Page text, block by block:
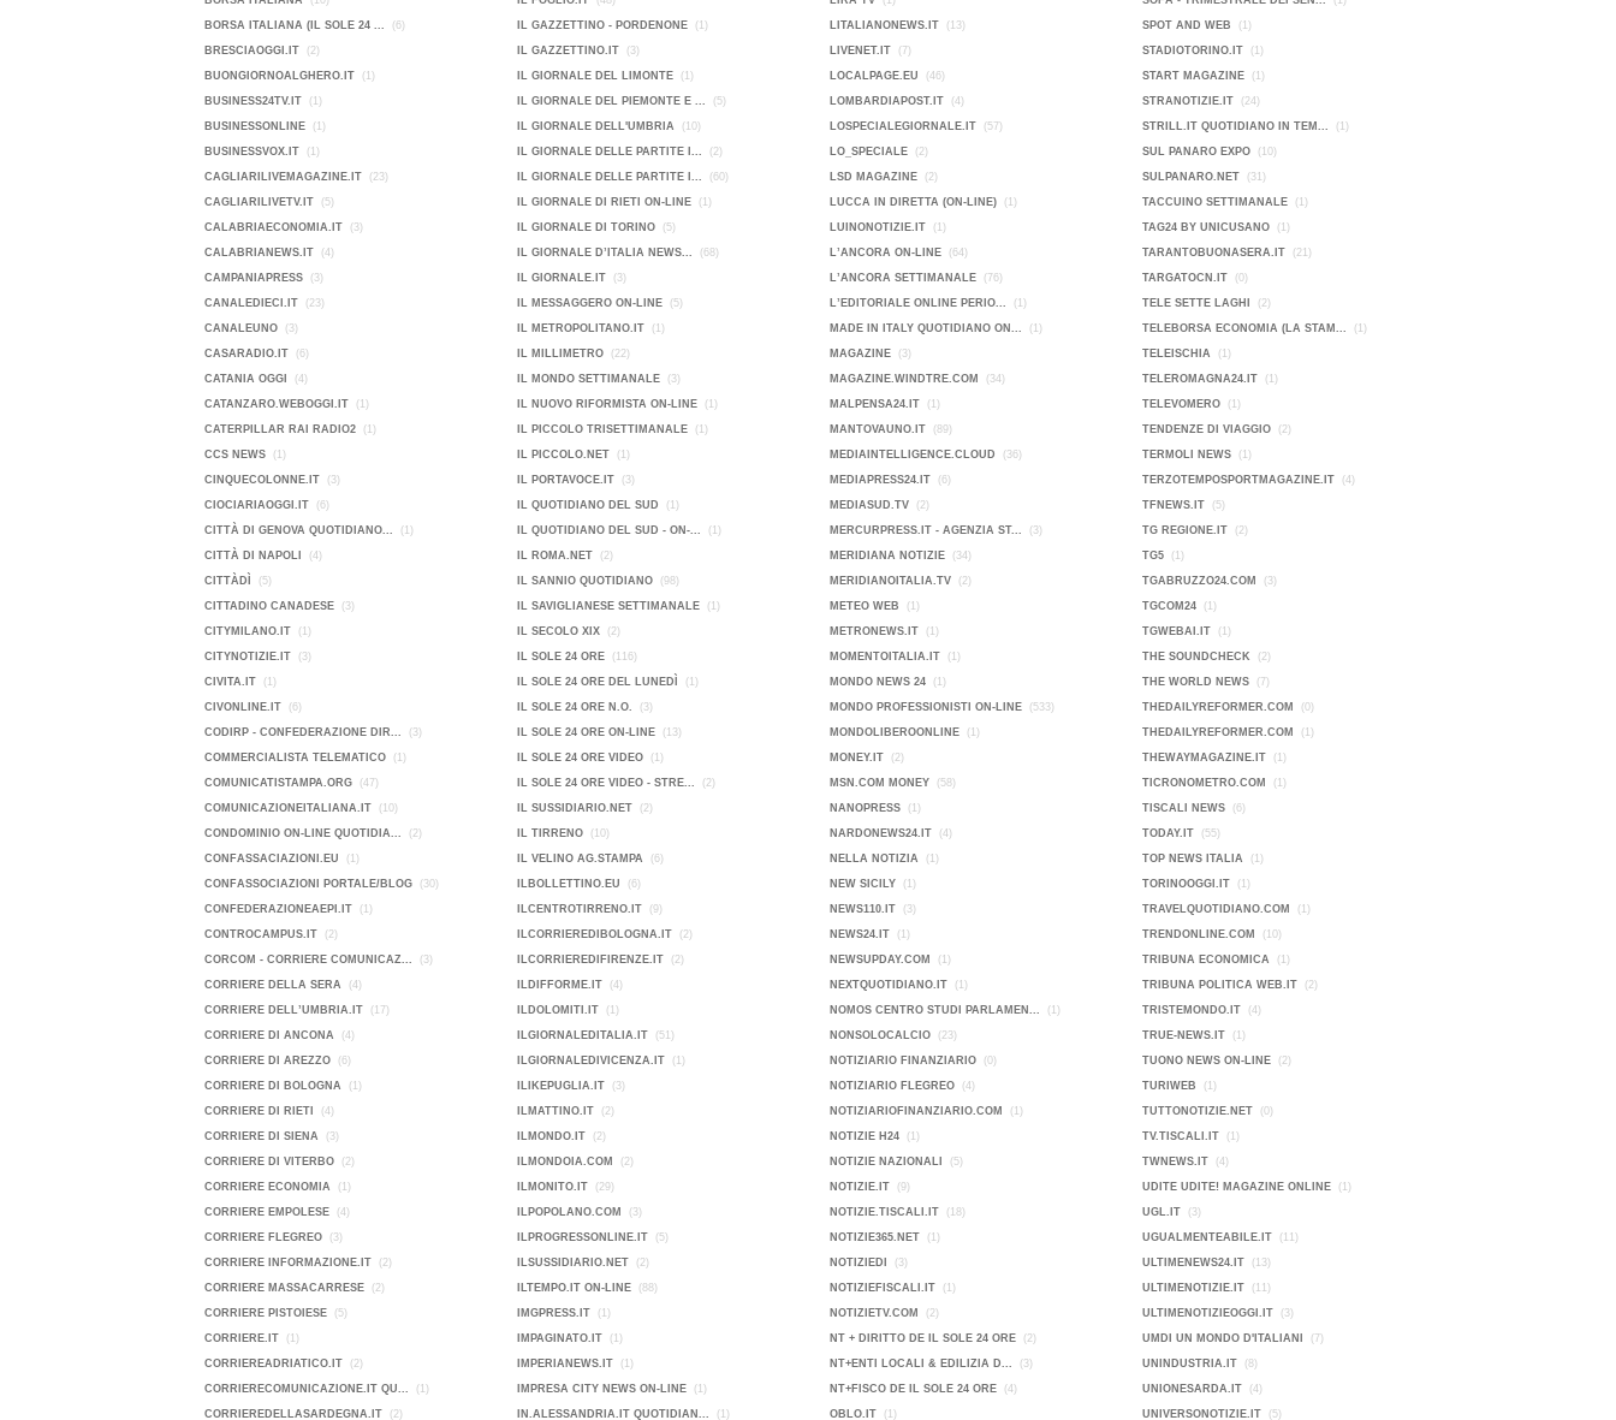
BORSA ITALIANA (IL SOLE 24 ... (6)
BRESCIAOGGI.IT (2)
BUONGIORNOALGHERO.IT (1)
BUSINESS24TV.IT (1)
BUSINESSONLINE (1)
BUSINESSVOX.IT (1)
CAGLIARILIVEMAGAZINE.IT (23)
CAGLIARILIVETV.IT (5)
CALABRIAECONOMIA.IT (3)
CALABRIANEWS.IT (4)
CAMPANIAPRESS (3)
CANALEDIECI.IT (23)
CANALEUNO (3)
CASARADIO.IT (6)
CATANIA OGGI (4)
CATANZARO.WEBOGGI.IT (1)
CATERPILLAR RAI RADIO2 (1)
CCS NEWS (1)
CINQUECOLONNE.IT (3)
CIOCIARIAOGGI.IT (6)
CITTÀ DI GENOVA QUOTIDIANO... (1)
CITTÀ DI NAPOLI (4)
CITTÀDÌ (5)
CITTADINO CANADESE (3)
CITYMILANO.IT (1)
CITYNOTIZIE.IT (3)
CIVITA.IT (1)
CIVONLINE.IT (6)
CODIRP - CONFEDERAZIONE DIR... (3)
COMMERCIALISTA TELEMATICO (1)
COMUNICATISTAMPA.ORG (47)
COMUNICAZIONEITALIANA.IT (10)
CONDOMINIO ON-LINE QUOTIDIA... (2)
CONFASSACIAZIONI.EU (1)
CONFASSOCIAZIONI PORTALE/BLOG (30)
CONFEDERAZIONEAEPI.IT (1)
CONTROCAMPUS.IT (2)
CORCOM - CORRIERE COMUNICAZ... (3)
CORRIERE DELLA SERA (4)
CORRIERE DELL’UMBRIA.IT (17)
CORRIERE DI ANCONA (4)
CORRIERE DI AREZZO (6)
CORRIERE DI BOLOGNA (1)
CORRIERE DI RIETI (4)
CORRIERE DI SIENA (3)
CORRIERE DI VITERBO (2)
CORRIERE ECONOMIA (1)
CORRIERE EMPOLESE (4)
CORRIERE FLEGREO (3)
CORRIERE INFORMAZIONE.IT (2)
CORRIERE MASSACARRESE (2)
CORRIERE PISTOIESE (5)
CORRIERE.IT (1)
CORRIEREADRIATICO.IT (2)
CORRIERECOMUNICAZIONE.IT QU... (1)
CORRIEREDELLASARDEGNA.IT (2)
IL GAZZETTINO - PORDENONE (1)
IL GAZZETTINO.IT (3)
IL GIORNALE DEL LIMONTE (1)
IL GIORNALE DEL PIEMONTE E ... (5)
IL GIORNALE DELL'UMBRIA (10)
IL GIORNALE DELLE PARTITE I... (2)
IL GIORNALE DELLE PARTITE I... (60)
IL GIORNALE DI RIETI ON-LINE (1)
IL GIORNALE DI TORINO (5)
IL GIORNALE D’ITALIA NEWS... (68)
IL GIORNALE.IT (3)
IL MESSAGGERO ON-LINE (5)
IL METROPOLITANO.IT (1)
IL MILLIMETRO (22)
IL MONDO SETTIMANALE (3)
IL NUOVO RIFORMISTA ON-LINE (1)
IL PICCOLO TRISETTIMANALE (1)
IL PICCOLO.NET (1)
IL PORTAVOCE.IT (3)
IL QUOTIDIANO DEL SUD (1)
IL QUOTIDIANO DEL SUD - ON-... (1)
IL ROMA.NET (2)
IL SANNIO QUOTIDIANO (98)
IL SAVIGLIANESE SETTIMANALE (1)
IL SECOLO XIX (2)
IL SOLE 24 ORE (116)
IL SOLE 24 ORE DEL LUNEDÌ (1)
IL SOLE 24 ORE N.O. (3)
IL SOLE 24 ORE ON-LINE (13)
IL SOLE 24 ORE VIDEO (1)
IL SOLE 24 ORE VIDEO - STRE... (2)
IL SUSSIDIARIO.NET (2)
IL TIRRENO (10)
IL VELINO AG.STAMPA (6)
ILBOLLETTINO.EU (6)
ILCENTROTIRRENO.IT (9)
ILCORRIEREDIBOLOGNA.IT (2)
ILCORRIEREDIFIRENZE.IT (2)
ILDIFFORME.IT (4)
ILDOLOMITI.IT (1)
ILGIORNALEDITALIA.IT (51)
ILGIORNALEDIVICENZA.IT (1)
ILIKEPUGLIA.IT (3)
ILMATTINO.IT (2)
ILMONDO.IT (2)
ILMONDOIA.COM (2)
ILMONITO.IT (29)
ILPOPOLANO.COM (3)
ILPROGRESSONLINE.IT (5)
ILSUSSIDIARIO.NET (2)
ILTEMPO.IT ON-LINE (88)
IMGPRESS.IT (1)
IMPAGINATO.IT (1)
IMPERIANEWS.IT (1)
IMPRESA CITY NEWS ON-LINE (1)
IN.ALESSANDRIA.IT QUOTIDIAN... (1)
LITALIANONEWS.IT (13)
LIVENET.IT (7)
LOCALPAGE.EU (46)
LOMBARDIAPOST.IT (4)
LOSPECIALEGIORNALE.IT (57)
LO_SPECIALE (2)
LSD MAGAZINE (2)
LUCCA IN DIRETTA (ON-LINE) (1)
LUINONOTIZIE.IT (1)
L’ANCORA ON-LINE (64)
L’ANCORA SETTIMANALE (76)
L’EDITORIALE ONLINE PERIO... (1)
MADE IN ITALY QUOTIDIANO ON... (1)
MAGAZINE (3)
MAGAZINE.WINDTRE.COM (34)
MALPENSA24.IT (1)
MANTOVAUNO.IT (89)
MEDIAINTELLIGENCE.CLOUD (36)
MEDIAPRESS24.IT (6)
MEDIASUD.TV (2)
MERCURPRESS.IT - AGENZIA ST... (3)
MERIDIANA NOTIZIE (34)
MERIDIANOITALIA.TV (2)
METEO WEB (1)
METRONEWS.IT (1)
MOMENTOITALIA.IT (1)
MONDO NEWS 24 (1)
MONDO PROFESSIONISTI ON-LINE (533)
MONDOLIBEROONLINE (1)
MONEY.IT (2)
MSN.COM MONEY (58)
NANOPRESS (1)
NARDONEWS24.IT (4)
NELLA NOTIZIA (1)
NEW SICILY (1)
NEWS110.IT (3)
NEWS24.IT (1)
NEWSUPDAY.COM (1)
NEXTQUOTIDIANO.IT (1)
NOMOS CENTRO STUDI PARLAMEN... (1)
NONSOLOCALCIO (23)
NOTIZIARIO FINANZIARIO (0)
NOTIZIARIO FLEGREO (4)
NOTIZIARIOFINANZIARIO.COM (1)
NOTIZIE H24 (1)
NOTIZIE NAZIONALI (5)
NOTIZIE.IT (9)
NOTIZIE.TISCALI.IT (18)
NOTIZIE365.NET (1)
NOTIZIEDI (3)
NOTIZIEFISCALI.IT (1)
NOTIZIETV.COM (2)
NT + DIRITTO DE IL SOLE 24 ORE (2)
NT+ENTI LOCALI & EDILIZIA D... (3)
NT+FISCO DE IL SOLE 24 ORE (4)
OBLO.IT (1)
SPOT AND WEB (1)
STADIOTORINO.IT (1)
START MAGAZINE (1)
STRANOTIZIE.IT (24)
STRILL.IT QUOTIDIANO IN TEM... (1)
SUL PANARO EXPO (10)
SULPANARO.NET (31)
TACCUINO SETTIMANALE (1)
TAG24 BY UNICUSANO (1)
TARANTOBUONASERA.IT (21)
TARGATOCN.IT (0)
TELE SETTE LAGHI (2)
TELEBORSA ECONOMIA (LA STAM... (1)
TELEISCHIA (1)
TELEROMAGNA24.IT (1)
TELEVOMERO (1)
TENDENZE DI VIAGGIO (2)
TERMOLI NEWS (1)
TERZOTEMPOSPORTMAGAZINE.IT (4)
TFNEWS.IT (5)
TG REGIONE.IT (2)
TG5 (1)
TGABRUZZO24.COM (3)
TGCOM24 (1)
TGWEBAI.IT (1)
THE SOUNDCHECK (2)
THE WORLD NEWS (7)
THEDAILYREFORMER.COM (0)
THEDAILYREFORMER.COM (1)
THEWAYMAGAZINE.IT (1)
TICRONOMETRO.COM (1)
TISCALI NEWS (6)
TODAY.IT (55)
TOP NEWS ITALIA (1)
TORINOOGGI.IT (1)
TRAVELQUOTIDIANO.COM (1)
TRENDONLINE.COM (10)
TRIBUNA ECONOMICA (1)
TRIBUNA POLITICA WEB.IT (2)
TRISTEMONDO.IT (4)
TRUE-NEWS.IT (1)
TUONO NEWS ON-LINE (2)
TURIWEB (1)
TUTTONOTIZIE.NET (0)
TV.TISCALI.IT (1)
TWNEWS.IT (4)
UDITE UDITE! MAGAZINE ONLINE (1)
UGL.IT (3)
UGUALMENTEABILE.IT (11)
ULTIMENEWS24.IT (13)
ULTIMENOTIZIE.IT (11)
ULTIMENOTIZIEOGGI.IT (3)
UMDI UN MONDO D'ITALIANI (7)
UNINDUSTRIA.IT (8)
UNIONESARDA.IT (4)
UNIVERSONOTIZIE.IT (5)